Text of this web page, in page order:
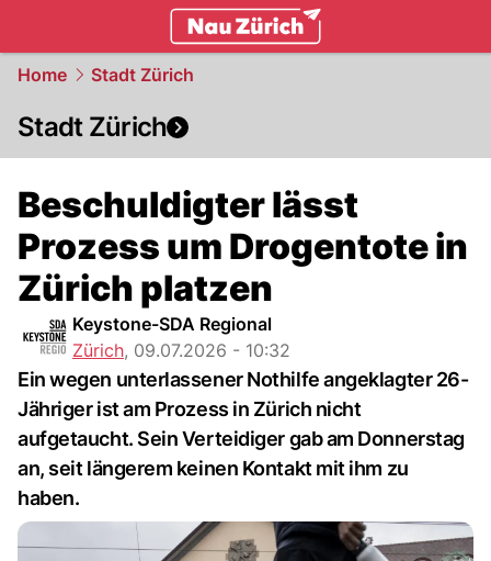
Home Stadt Zürich
Stadt Zürich
Beschuldigter lässt
Prozess um Drogentote in
Zürich platzen
Keystone-SDA Regional
Zürich, 09.07.2026 - 10:32
Ein wegen unterlassener Nothilfe angeklagter 26-
Jähriger ist am Prozess in Zürich nicht
aufgetaucht. Sein Verteidiger gab am Donnerstag
an, seit längerem keinen Kontakt mit ihm zu
haben.